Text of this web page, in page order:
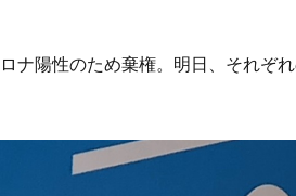
ナ陽性のため棄権。明日、それぞ